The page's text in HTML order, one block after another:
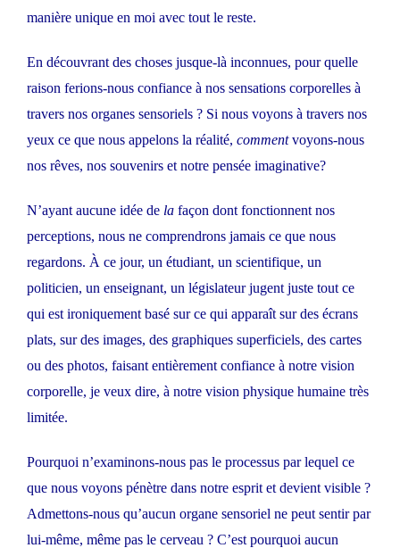
manière unique en moi avec tout le reste.
En découvrant des choses jusque-là inconnues, pour quelle
raison ferions-nous confiance à nos sensations corporelles à
travers nos organes sensoriels ? Si nous voyons à travers nos
yeux ce que nous appelons la réalité, commentvoyons-nous
nos rêves, nos souvenirs et notre pensée imaginative?
N’ayant aucune idée de la façon dont fonctionnent nos
perceptions, nous ne comprendrons jamais ce que nous
regardons. À ce jour, un étudiant, un scientifique, un
politicien, un enseignant, un législateur jugent juste tout ce
qui est ironiquement basé sur ce qui apparaît sur des écrans
plats, sur des images, des graphiques superficiels, des cartes
ou des photos, faisant entièrement confiance à notre vision
corporelle, je veux dire, à notre vision physique humaine très
limitée.
Pourquoi n’examinons-nous pas le processus par lequel ce
que nous voyons pénètre dans notre esprit et devient visible ?
Admettons-nous qu’aucun organe sensoriel ne peut sentir par
lui-même, même pas le cerveau ? C’est pourquoi aucun